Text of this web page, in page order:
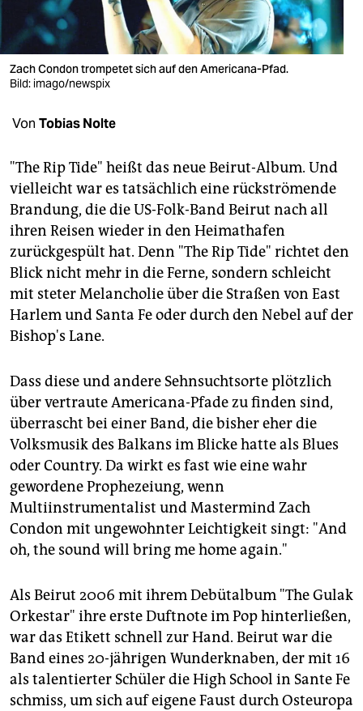
verlag
verlag
shop
fragen & hilfe
unterstützen
abo
genossenschaft
epaper login
Zach Condon trompetet sich auf den Americana-Pfad.
Bild: imago/newspix
Von Tobias Nolte
"The Rip Tide" heißt das neue Beirut-Album. Und
vielleicht war es tatsächlich eine rückströmende
Brandung, die die US-Folk-Band Beirut nach all
ihren Reisen wieder in den Heimathafen
zurückgespült hat. Denn "The Rip Tide" richtet den
Blick nicht mehr in die Ferne, sondern schleicht
mit steter Melancholie über die Straßen von East
Harlem und Santa Fe oder durch den Nebel auf der
Bishop's Lane.
Dass diese und andere Sehnsuchtsorte plötzlich
über vertraute Americana-Pfade zu finden sind,
überrascht bei einer Band, die bisher eher die
Volksmusik des Balkans im Blicke hatte als Blues
oder Country. Da wirkt es fast wie eine wahr
gewordene Prophezeiung, wenn
Multiinstrumentalist und Mastermind Zach
Condon mit ungewohnter Leichtigkeit singt: "And
oh, the sound will bring me home again."
Als Beirut 2006 mit ihrem Debütalbum "The Gulak
Orkestar" ihre erste Duftnote im Pop hinterließen,
war das Etikett schnell zur Hand. Beirut war die
Band eines 20-jährigen Wunderknaben, der mit 16
als talentierter Schüler die High School in Sante Fe
schmiss, um sich auf eigene Faust durch Osteuropa